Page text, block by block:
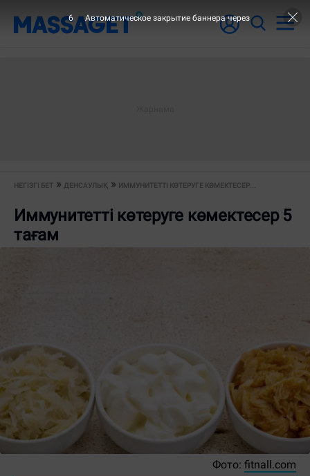
НЕГІЗГІ БЕТ ДЕНСАУЛЫҚ ИММУНИТЕТТІ КӨТЕРУГЕ КӨМЕКТЕСЕР...
Иммунитетті көтеруге көмектесер 5
тағам
Фото: fitnall.com
5 Автоматическое закрытие баннера через